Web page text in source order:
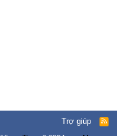
Trợ giúp
R